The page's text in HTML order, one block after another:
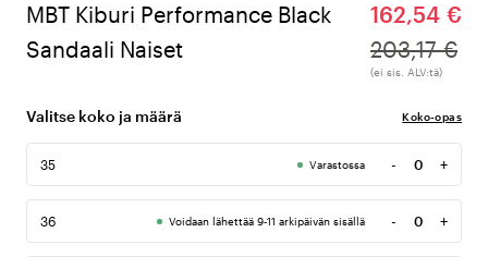
MBT Kiburi Performance Black
Sandaali Naiset
162,54 €
203,17 €
(ei sis. ALV:tä)
Valitse koko ja määrä Koko-opas
35 Varastossa -
Määrä
+
36 Voidaan lähettää 9-11 arkipäivän sisällä -
Määrä
+